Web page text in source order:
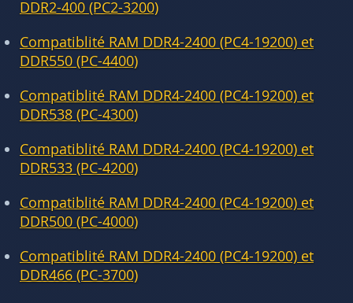
DDR2-400 (PC2-3200)
Compatiblité RAM DDR4-2400 (PC4-19200) et
DDR550 (PC-4400)
Compatiblité RAM DDR4-2400 (PC4-19200) et
DDR538 (PC-4300)
Compatiblité RAM DDR4-2400 (PC4-19200) et
DDR533 (PC-4200)
Compatiblité RAM DDR4-2400 (PC4-19200) et
DDR500 (PC-4000)
Compatiblité RAM DDR4-2400 (PC4-19200) et
DDR466 (PC-3700)